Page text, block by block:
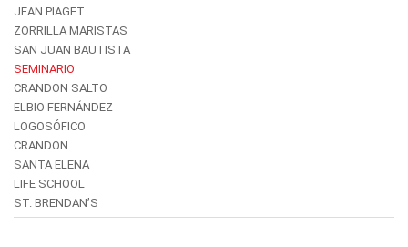
JEAN PIAGET
ZORRILLA MARISTAS
SAN JUAN BAUTISTA
SEMINARIO
CRANDON SALTO
ELBIO FERNÁNDEZ
LOGOSÓFICO
CRANDON
SANTA ELENA
LIFE SCHOOL
ST. BRENDAN’S